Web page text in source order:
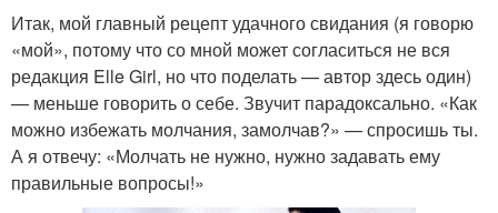
Итак, мой главный рецепт удачного свидания (я говорю
«мой», потому что со мной может согласиться не вся
редакция Elle Girl, но что поделать — автор здесь один)
— меньше говорить о себе. Звучит парадоксально. «Как
можно избежать молчания, замолчав?» — спросишь ты.
А я отвечу: «Молчать не нужно, нужно задавать ему
правильные вопросы!»